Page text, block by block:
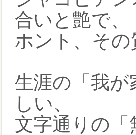
合いと艶で、
ホント、そ
生涯の「我
しい、
文字通りの「